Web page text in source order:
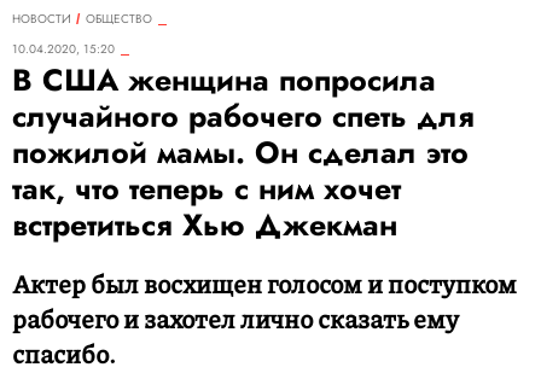
НОВОСТИ
ОБЩЕСТВО
10.04.2020, 15:20
В США женщина попросила
случайного рабочего спеть для
пожилой мамы. Он сделал это
так, что теперь с ним хочет
встретиться Хью Джекман
Актер был восхищен голосом и поступком
рабочего и захотел лично сказать ему
спасибо.